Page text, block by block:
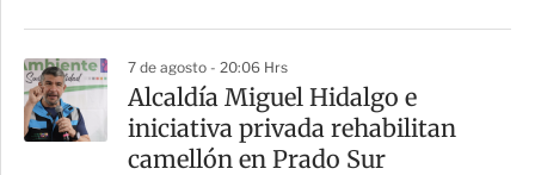
7 de agosto - 20:06 Hrs
Alcaldía Miguel Hidalgo e
iniciativa privada rehabilitan
camellón en Prado Sur